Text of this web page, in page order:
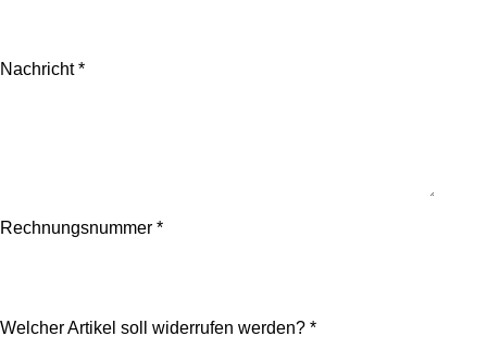
Nachricht *
Rechnungsnummer *
Welcher Artikel soll widerrufen werden? *